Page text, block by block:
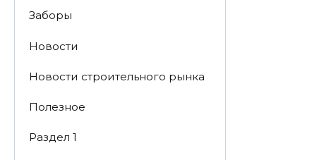
Заборы
Новости
Новости строительного рынка
Полезное
Раздел 1